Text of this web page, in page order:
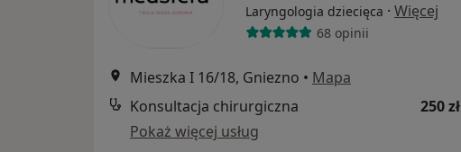
Laryngologia dziecięca · Więcej
68 opinii
Mieszka I 16/18, Gniezno • Mapa
Konsultacja chirurgiczna
250 zł
Pokaż więcej usług